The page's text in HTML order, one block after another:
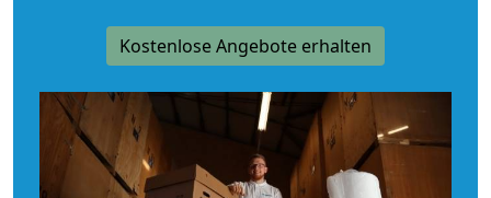
Kostenlose Angebote erhalten